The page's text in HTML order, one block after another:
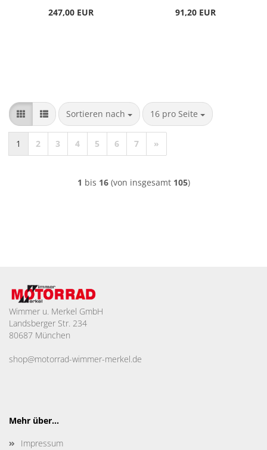
247,00 EUR
91,20 EUR
Sortieren nach
Sortieren nach 16 pro Seite
pro Seite
1 2 3 4 5 6 7 »
1 bis 16(von insgesamt 105)
Wimmer u. Merkel GmbH
Landsberger Str. 234
80687 München
shop@motorrad-wimmer-merkel.de
Mehr über...
Impressum